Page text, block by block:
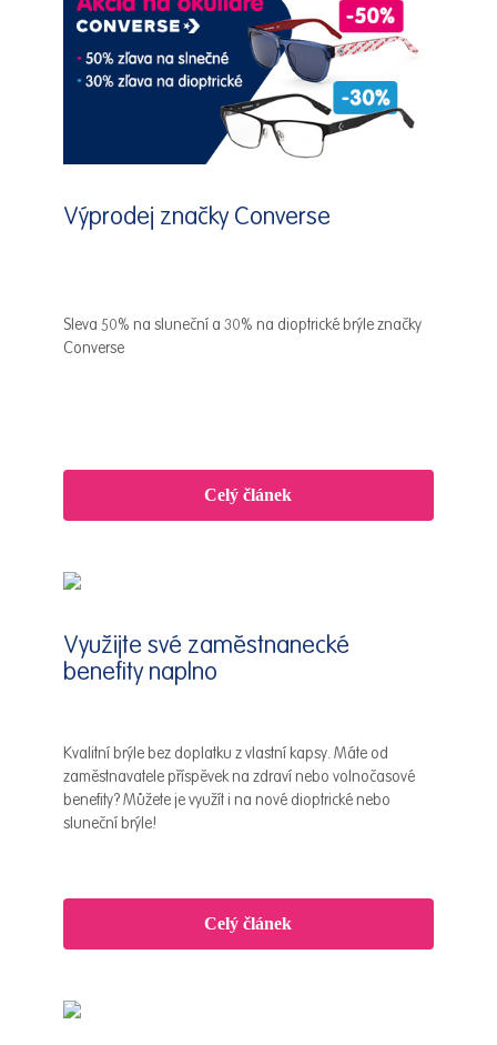
Výprodej značky Converse
Sleva 50% na sluneční a 30% na dioptrické brýle značky
Converse
Celý článek
Využijte své zaměstnanecké
benefity naplno
Kvalitní brýle bez doplatku z vlastní kapsy. Máte od
zaměstnavatele příspěvek na zdraví nebo volnočasové
benefity? Můžete je využít i na nové dioptrické nebo
sluneční brýle!
Celý článek